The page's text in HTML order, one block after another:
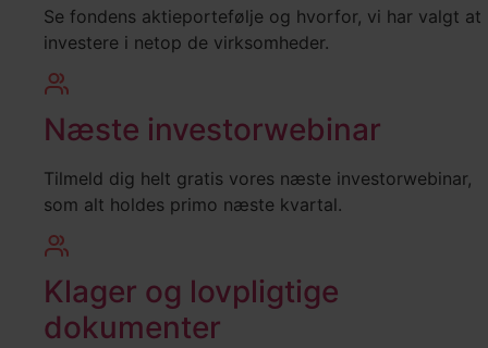
Se fondens aktieportefølje og hvorfor, vi har valgt at
investere i netop de virksomheder.
Næste investorwebinar
Tilmeld dig helt gratis vores næste investorwebinar,
som alt holdes primo næste kvartal.
Klager og lovpligtige
dokumenter